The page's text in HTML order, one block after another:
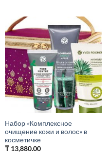
Набор «Комплексное
очищение кожи и волос» в
косметичке
₸13,880.00